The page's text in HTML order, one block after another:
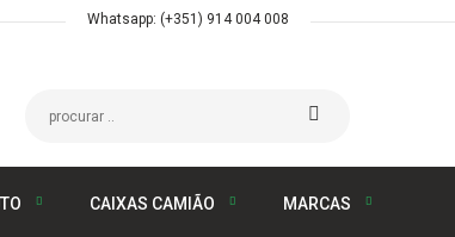
Whatsapp: (+351) 914 004 008
CAIXAS CAMIÃO MARCAS